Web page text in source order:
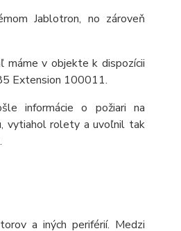
Jablotron, no zároveň
máme v objekte k dispozícii
Extension 100011.
informácie o požiari na
vytiahol rolety a uvoľnil tak
a iných periférií. Medzi